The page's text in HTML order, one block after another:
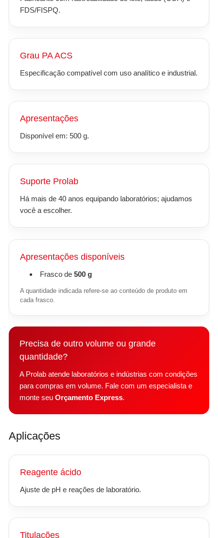
FDS/FISPQ.
Grau PA ACS
Especificação compatível com uso analítico e industrial.
Apresentações
Disponível em: 500 g.
Suporte Prolab
Há mais de 40 anos equipando laboratórios; ajudamos
você a escolher.
Apresentações disponíveis
Frasco de 500 g
A quantidade indicada refere-se ao conteúdo de produto em
cada frasco.
Precisa de outro volume ou grande
quantidade?
A Prolab atende laboratórios e indústrias com condições
para compras em volume. Fale com um especialista e
monte seu Orçamento Express.
Aplicações
Reagente ácido
Ajuste de pH e reações de laboratório.
Titulações